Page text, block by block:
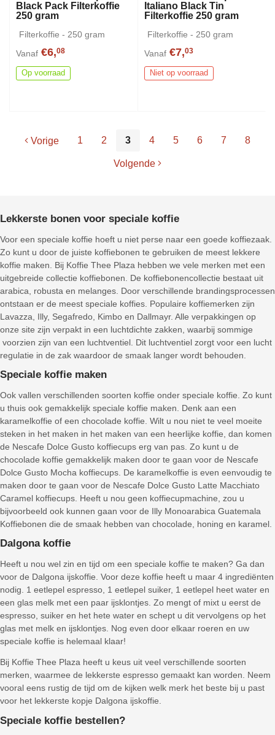
Black Pack Filterkoffie
250 gram
Filterkoffie - 250 gram
Vanaf €6,08
Op voorraad
Italiano Black Tin
Filterkoffie 250 gram
Filterkoffie - 250 gram
Vanaf €7,03
Niet op voorraad
Vorige 1 2 3 4 5 6 7 8
Volgende
Lekkerste bonen voor speciale koffie
Voor een speciale koffie hoeft u niet perse naar een goede koffiezaak.
Zo kunt u door de juiste koffiebonen te gebruiken de meest lekkere
koffie maken. Bij Koffie Thee Plaza hebben we vele merken met een
uitgebreide collectie koffiebonen. De koffiebonencollectie bestaat uit
arabica, robusta en melanges. Door verschillende brandingsprocessen
ontstaan er de meest speciale koffies. Populaire koffiemerken zijn
Lavazza, Illy, Segafredo, Kimbo en Dallmayr. Alle verpakkingen op
onze site zijn verpakt in een luchtdichte zakken, waarbij sommige
voorzien zijn van een luchtventiel. Dit luchtventiel zorgt voor een lucht
regulatie in de zak waardoor de smaak langer wordt behouden.
Speciale koffie maken
Ook vallen verschillenden soorten koffie onder speciale koffie. Zo kunt
u thuis ook gemakkelijk speciale koffie maken. Denk aan een
karamelkoffie of een chocolade koffie. Wilt u nou niet te veel moeite
steken in het maken in het maken van een heerlijke koffie, dan komen
de Nescafe Dolce Gusto koffiecups erg van pas. Zo kunt u de
chocolade koffie gemakkelijk maken door te gaan voor de Nescafe
Dolce Gusto Mocha koffiecups. De karamelkoffie is even eenvoudig te
maken door te gaan voor de Nescafe Dolce Gusto Latte Macchiato
Caramel koffiecups. Heeft u nou geen koffiecupmachine, zou u
bijvoorbeeld ook kunnen gaan voor de Illy Monoarabica Guatemala
Koffiebonen die de smaak hebben van chocolade, honing en karamel.
Dalgona koffie
Heeft u nou wel zin en tijd om een speciale koffie te maken? Ga dan
voor de Dalgona ijskoffie. Voor deze koffie heeft u maar 4 ingrediënten
nodig. 1 eetlepel espresso, 1 eetlepel suiker, 1 eetlepel heet water en
een glas melk met een paar ijsklontjes. Zo mengt of mixt u eerst de
espresso, suiker en het hete water en schept u dit vervolgens op het
glas met melk en ijsklontjes. Nog even door elkaar roeren en uw
speciale koffie is helemaal klaar!
Bij Koffie Thee Plaza heeft u keus uit veel verschillende soorten
merken, waarmee de lekkerste espresso gemaakt kan worden. Neem
vooral eens rustig de tijd om de kijken welk merk het beste bij u past
voor het lekkerste kopje Dalgona ijskoffie.
Speciale koffie bestellen?